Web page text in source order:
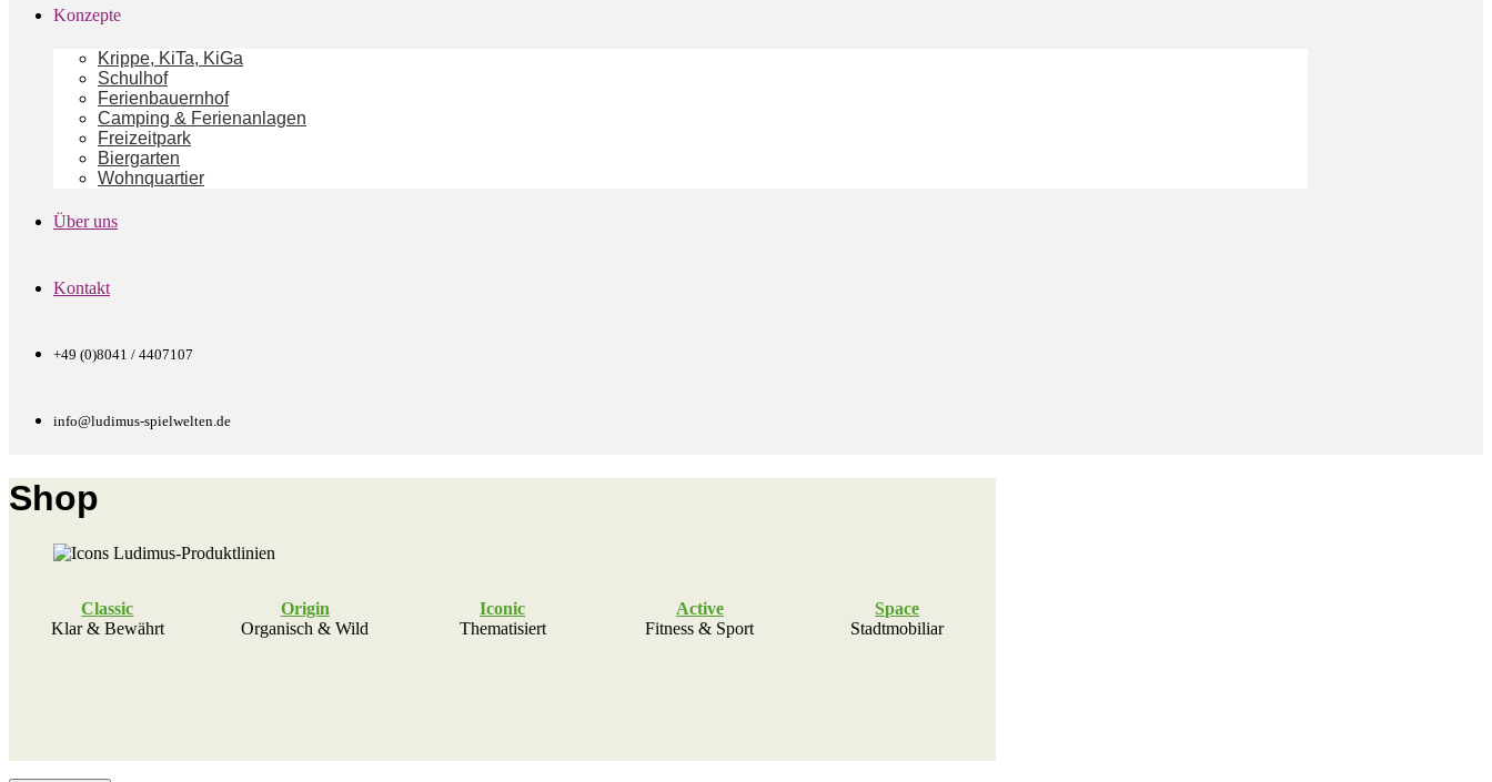
Konzepte
Krippe, KiTa, KiGa
Schulhof
Ferienbauernhof
Camping & Ferienanlagen
Freizeitpark
Biergarten
Wohnquartier
Über uns
Kontakt
+49 (0)8041 / 4407107
info@ludimus-spielwelten.de
Shop
Classic
Klar & Bewährt
Origin
Organisch & Wild
Iconic
Thematisiert
Active
Fitness & Sport
Space
Stadtmobiliar